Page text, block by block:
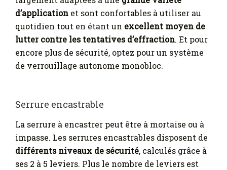
d’application et sont confortables à utiliser au
quotidien tout en étant un excellent moyen de
lutter contre les tentatives d’effraction. Et pour
encore plus de sécurité, optez pour un système
de verrouillage autonome monobloc.
Serrure encastrable
La serrure à encastrer peut être à mortaise ou à
impasse. Les serrures encastrables disposent de
différents niveaux de sécurité, calculés grâce à
ses 2 à 5 leviers. Plus le nombre de leviers est